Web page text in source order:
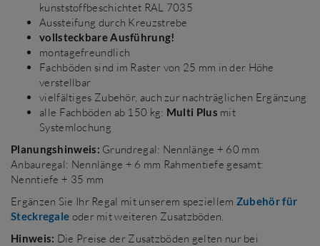
kunststoffbeschichtet RAL 7035
Aussteifung durch Kreuzstrebe
vollsteckbare Ausführung!
montagefreundlich
Fachböden sind im Raster von 25 mm in der Höhe
verstellbar
vielfältiges Zubehör, auch zur nachträglichen Ergänzung
alle Fachböden ab 150 kg: Multi Plus mit
Systemlochung
Planungshinweis: Grundregal: Nennlänge + 60 mm
Anbauregal: Nennlänge + 6 mm Rahmentiefe gesamt:
Nenntiefe + 35 mm
Ergänzen Sie Ihr Regal mit unserem speziellem Zubehör für
Steckregale oder mit weiteren Zusatzböden.
Hinweis: Die Preise der Zusatzböden gelten nur bei